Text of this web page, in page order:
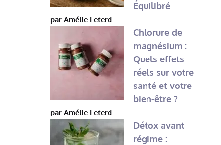
Équilibré
par Amélie Leterd
Chlorure de
magnésium :
Quels effets
réels sur votre
santé et votre
bien-être ?
par Amélie Leterd
Détox avant
régime :